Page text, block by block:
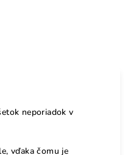
neporiadok v
vďaka čomu je